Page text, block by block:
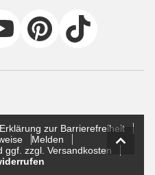
Erklärung zur Barrierefreiheit
Melden
ggf. zzgl. Versandkosten